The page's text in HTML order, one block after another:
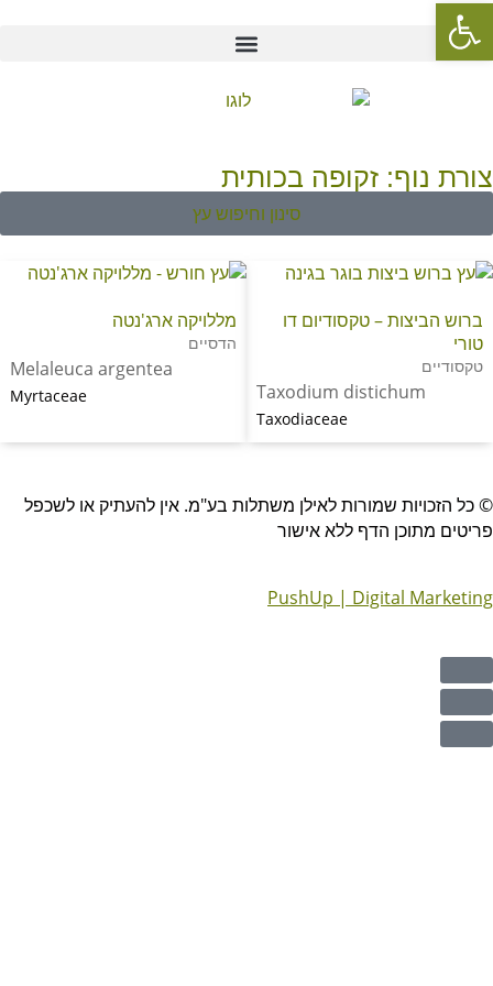
צורת נוף: זקופה בכותית
סינון וחיפוש עץ
ברוש הביצות – טקסודיום דו
טורי
טקסודיים
Taxodium distichum
Taxodiaceae
מללויקה ארג'נטה
הדסיים
Melaleuca argentea
Myrtaceae
© כל הזכויות שמורות לאילן משתלות בע"מ. אין להעתיק או לשכפל
פריטים מתוכן הדף ללא אישור
PushUp | Digital Marketing
פתח סרגל נגישות